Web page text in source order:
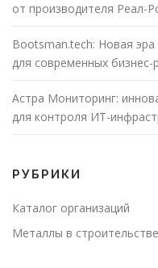
от производителя Реал-
Bootsman.tech: Новая
для современных бизнес-
Астра Мониторинг:
для контроля ИТ-
РУБРИКИ
Каталог организаций
Металлы в строительстве